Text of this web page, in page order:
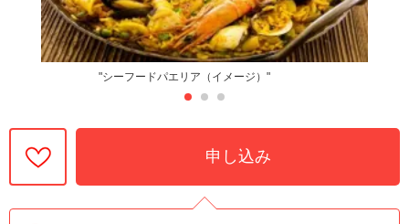
"シーフードパエリア（イメージ）"
申し込み